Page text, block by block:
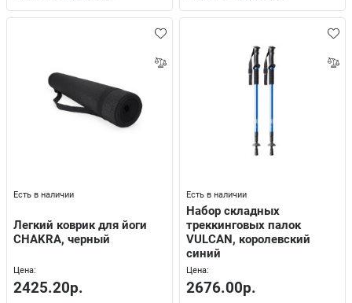
Есть в наличии
Легкий коврик для йоги
CHAKRA, черный
Цена:
2425.20р.
Есть в наличии
Набор складных
треккинговых палок
VULCAN, королевский
синий
Цена:
2676.00р.